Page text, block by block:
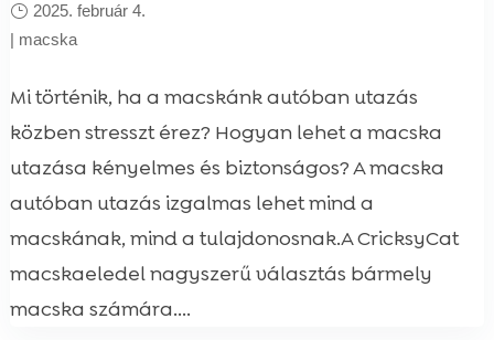
2025. február 4.
| macska
Mi történik, ha a macskánk autóban utazás
közben stresszt érez? Hogyan lehet a macska
utazása kényelmes és biztonságos? A macska
autóban utazás izgalmas lehet mind a
macskának, mind a tulajdonosnak.A CricksyCat
macskaeledel nagyszerű választás bármely
macska számára....